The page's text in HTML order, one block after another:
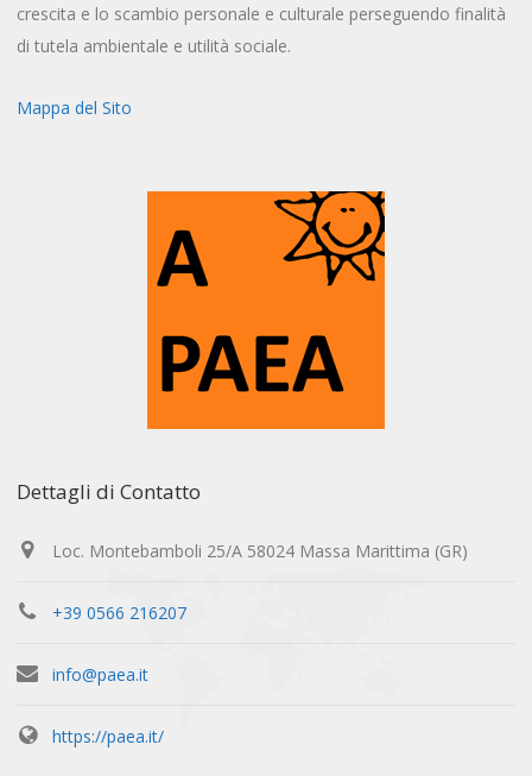
crescita e lo scambio personale e culturale perseguendo finalità
di tutela ambientale e utilità sociale.
Mappa del Sito
Dettagli di Contatto
Loc. Montebamboli 25/A 58024 Massa Marittima (GR)
+39 0566 216207
info@paea.it
https://paea.it/